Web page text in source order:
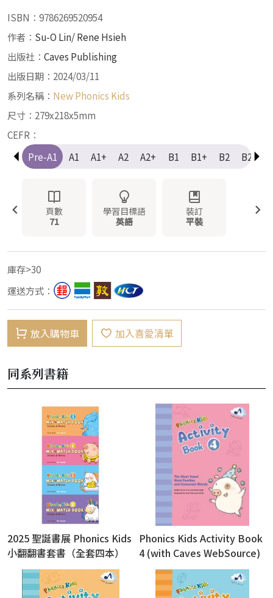
ISBN：9786269520954
作者： Su-O Lin/ Rene Hsieh
出版社： Caves Publishing
出版日期：2024/03/11
系列名稱： New Phonics Kids
尺寸：279x218x5mm
CEFR：
Pre-A1
A1 A1+ A2 A2+ B1 B1+ B2 B2+
頁數
71
學習目標語
英語
裝訂
平裝
庫存>30
運送方式：
放入購物車 加入喜愛清單
同系列書籍
2025 聖誕書展 Phonics Kids
小翻翻書套書（全套四本）
Phonics Kids Activity Book
4 (with Caves WebSource)